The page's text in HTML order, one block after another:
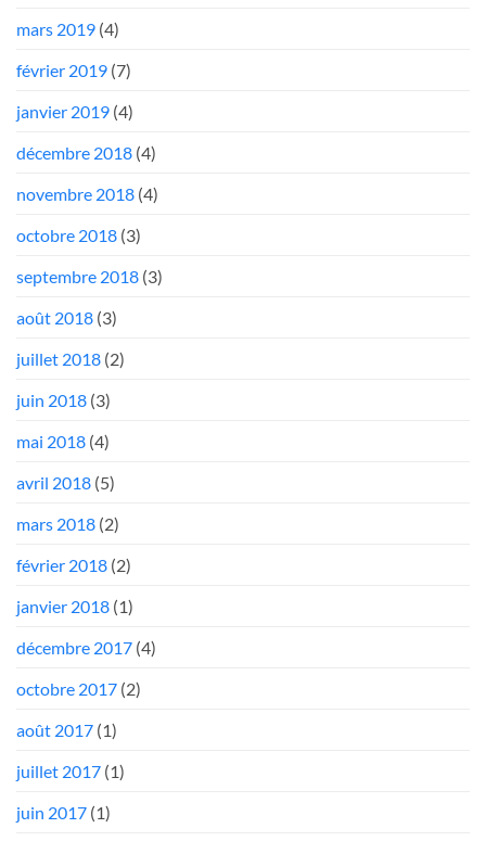
mars 2019 (4)
février 2019 (7)
janvier 2019 (4)
décembre 2018 (4)
novembre 2018 (4)
octobre 2018 (3)
septembre 2018 (3)
août 2018 (3)
juillet 2018 (2)
juin 2018 (3)
mai 2018 (4)
avril 2018 (5)
mars 2018 (2)
février 2018 (2)
janvier 2018 (1)
décembre 2017 (4)
octobre 2017 (2)
août 2017 (1)
juillet 2017 (1)
juin 2017 (1)